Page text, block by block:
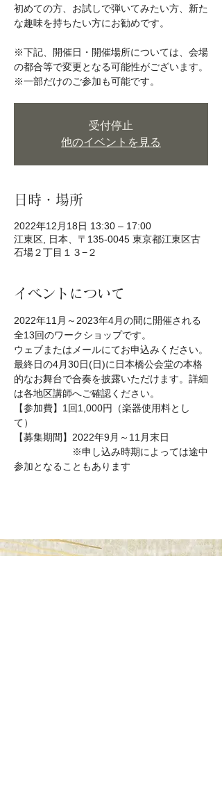
初めての方、お試しで弾いてみたい方、新た
な趣味を持ちたい方にお勧めです。
※下記、開催日・開催場所については、会場
の都合等で変更となる可能性がございます。
※一部だけのご参加も可能です。
受付停止
他のイベントを見る
日時・場所
2022年12月18日 13:30 – 17:00
江東区, 日本、〒135-0045 東京都江東区古
石場２丁目１３−２
イベントについて
2022年11月～2023年4月の間に開催される
全13回のワークショップです。
ウェブまたはメールにてお申込みください。
最終日の4月30日(日)に日本橋公会堂の本格
的なお舞台で合奏を披露いただけます。詳細
は各地区講師へご確認ください。
【参加費】1回1,000円（楽器使用料とし
て）
【募集期間】2022年9月～11月末日
※申し込み時期によっては途中
参加となることもあります